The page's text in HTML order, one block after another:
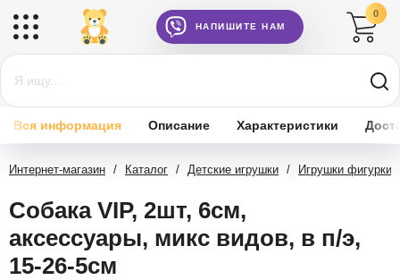
НАПИШИТЕ НАМ
0
Вся информация Описание Характеристики
Интернет-магазин / Каталог / Детские игрушки / Игрушки фигурки
Собака VIP, 2шт, 6см,
аксессуары, микс видов, в п/э,
15-26-5см